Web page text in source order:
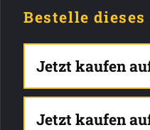
Bestelle
Jetzt kaufen
Jetzt kaufen